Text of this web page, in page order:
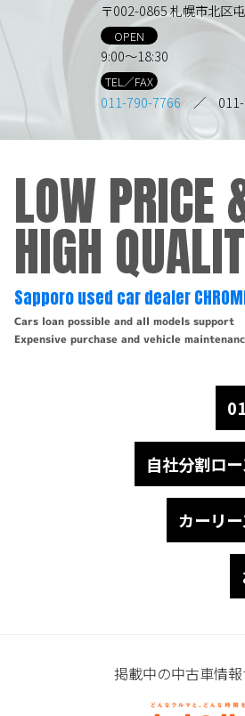
〒002-0865 札幌市北区
OPEN
9:00～18:30
TEL／FAX
011-790-7766 ／ 011-
LOW PRICE
HIGH
Sapporo used car dealer
Cars loan possible and all models support
Expensive purchase and vehicle
自社分割ロ
カーリ
掲載中の中古車情